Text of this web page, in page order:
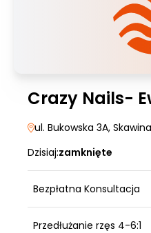
Crazy Nails-
ul. Bukowska 3A, Skawina
Dzisiaj:zamknięte
Bezpłatna Konsultacja
Przedłużanie rzęs 4-6:1